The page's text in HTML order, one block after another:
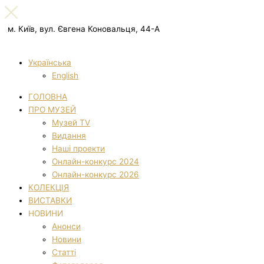
м. Київ, вул. Євгена Коновальця, 44-А
Українська
English
ГОЛОВНА
ПРО МУЗЕЙ
Музей TV
Видання
Наші проекти
Онлайн-конкурс 2024
Онлайн-конкурс 2026
КОЛЕКЦІЯ
ВИСТАВКИ
НОВИНИ
Анонси
Новини
Статті